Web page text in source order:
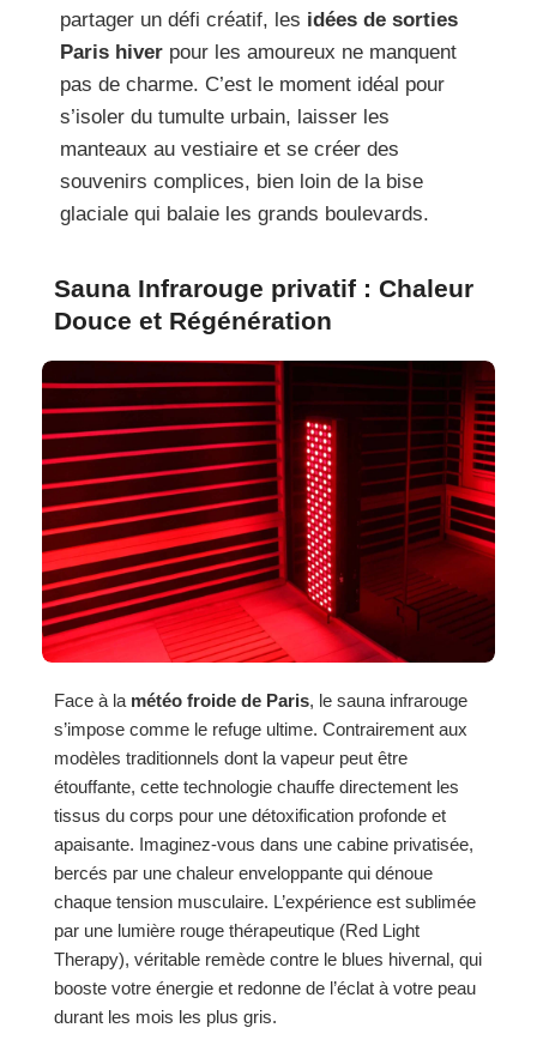
partager un défi créatif, les idées de sorties
Paris hiver pour les amoureux ne manquent
pas de charme. C’est le moment idéal pour
s’isoler du tumulte urbain, laisser les
manteaux au vestiaire et se créer des
souvenirs complices, bien loin de la bise
glaciale qui balaie les grands boulevards.
Sauna Infrarouge privatif : Chaleur
Douce et Régénération
Face à la météo froide de Paris, le sauna infrarouge
s’impose comme le refuge ultime. Contrairement aux
modèles traditionnels dont la vapeur peut être
étouffante, cette technologie chauffe directement les
tissus du corps pour une détoxification profonde et
apaisante. Imaginez-vous dans une cabine privatisée,
bercés par une chaleur enveloppante qui dénoue
chaque tension musculaire. L’expérience est sublimée
par une lumière rouge thérapeutique (Red Light
Therapy), véritable remède contre le blues hivernal, qui
booste votre énergie et redonne de l’éclat à votre peau
durant les mois les plus gris.